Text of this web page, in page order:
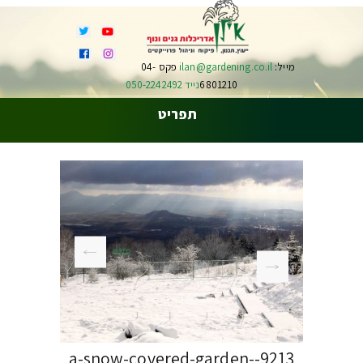
מייל:ilan@gardening.co.il
פקס 04-
6801210נייד 050-2242492
תפריט
חורף